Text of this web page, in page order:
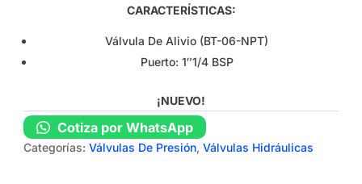
CARACTERÍSTICAS:
Válvula De Alivio (BT-06-NPT)
Puerto: 1″1/4 BSP
¡NUEVO!
Cotiza por WhatsApp
Categorías:Válvulas De Presión,Válvulas Hidráulicas